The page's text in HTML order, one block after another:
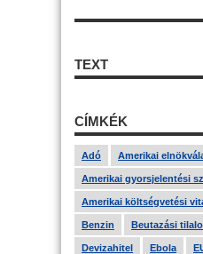
TEXT
CÍMKÉK
Adó Amerikai
Amerikai gyorsjelentési
Amerikai költségvetési
Benzin Beutazási
Devizahitel Ebola